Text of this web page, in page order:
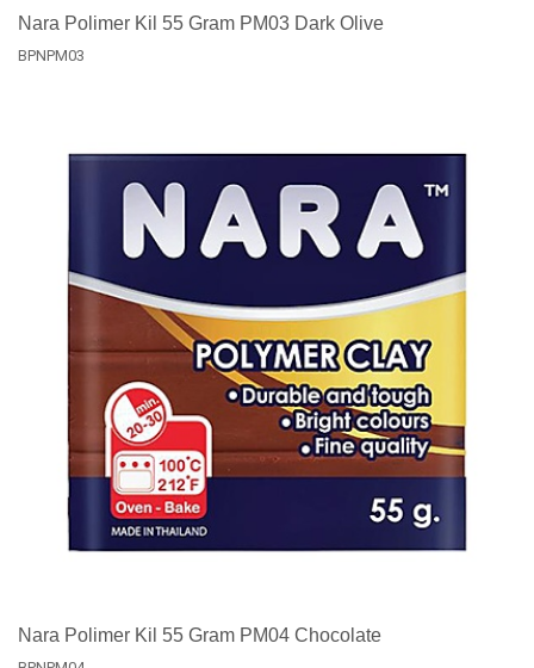
Nara Polimer Kil 55 Gram PM03 Dark Olive
BPNPM03
Nara Polimer Kil 55 Gram PM04 Chocolate